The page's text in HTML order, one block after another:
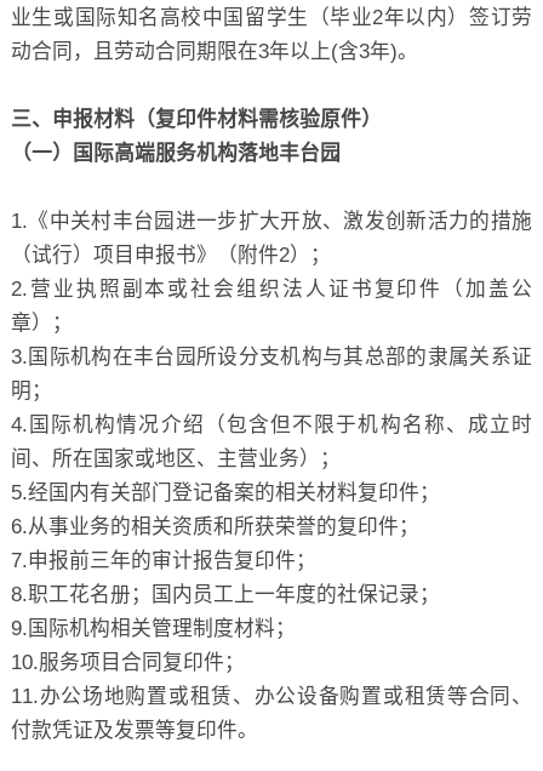
业生或国际知名高校中国留学生（毕业2年以内）签订劳
动合同，且劳动合同期限在3年以上(含3年)。
三、申报材料（复印件材料需核验原件）
（一）国际高端服务机构落地丰台园
1.《中关村丰台园进一步扩大开放、激发创新活力的措施
（试行）项目申报书》（附件2）；
2.营业执照副本或社会组织法人证书复印件（加盖公
章）；
3.国际机构在丰台园所设分支机构与其总部的隶属关系证
明；
4.国际机构情况介绍（包含但不限于机构名称、成立时
间、所在国家或地区、主营业务）；
5.经国内有关部门登记备案的相关材料复印件；
6.从事业务的相关资质和所获荣誉的复印件；
7.申报前三年的审计报告复印件；
8.职工花名册；国内员工上一年度的社保记录；
9.国际机构相关管理制度材料；
10.服务项目合同复印件；
11.办公场地购置或租赁、办公设备购置或租赁等合同、
付款凭证及发票等复印件。